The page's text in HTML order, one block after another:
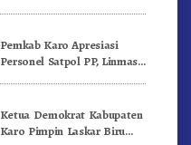
Pemkab Karo Apresiasi
Personel Satpol PP, Linmas,
Ketua Demokrat Kabupaten
Karo Pimpin Laskar Biru